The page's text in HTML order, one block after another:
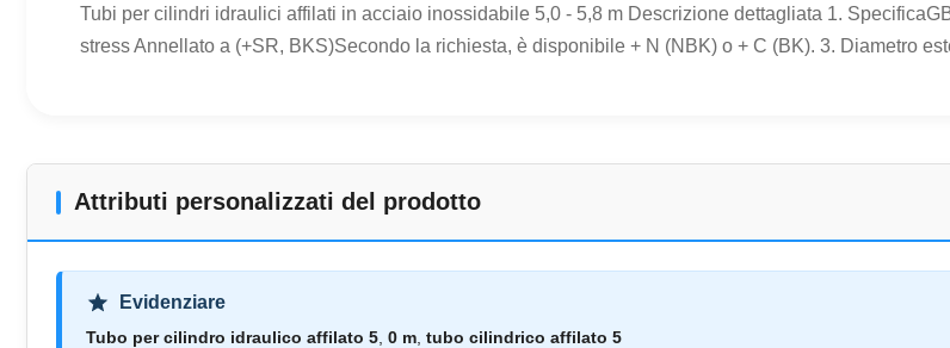
Tubi per cilindri idraulici affilati in acciaio inossidabile 5,0 - 5,8 m Descrizione dettagliata 1.
stress Annellato a (+SR, BKS)Secondo la richiesta, è disponibile + N (NBK) o + C (BK). 3. Diametro
Attributi personalizzati del prodotto
Evidenziare
Tubo per cilindro idraulico affilato 5 0 m tubo cilindrico affilato 5